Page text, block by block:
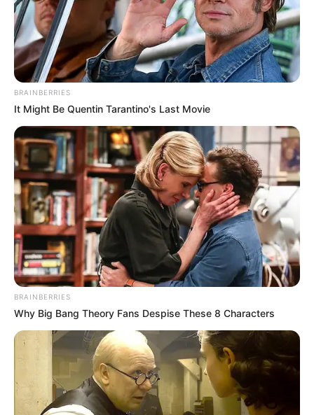
Το πρόγραμμα, είπε η Λούνα, λειτουργούσε
«ανεξέλεγκτα, ανεξέλεγκτα και χωρίς καμία λογοδοσία».
«Δεν πιστεύω ότι η έρευνα σταμάτησε»
Η πιο ανησυχητική δήλωση της ημέρας προήλθε από έναν
πρώην αξιωματικό της CIA, ο οποίος κοίταξε τους
νομοθέτες στα μάτια και δήλωσε:«Δεν πιστεύω ότι η
έρευνα σταμάτησε».
Αυτή η μοναδική ατάκα χτύπησε στην καρδιά της
επίσημης αφήγησης. Ενώ το κοινό ενημερώθηκε ότι ο
MK-Ultra πέθανε τη δεκαετία του 1970, μάρτυρες
υποστήριξαν ότι ο οργανισμός είχε κάθε κίνητρο να
κρύψει, να αλλάξει την επωνυμία του ή να συνεχίσει
σιωπηλά το έργο του χρησιμοποιώντας νέες ιστορίες
BRAINBERRIES
It Might Be Quentin Tarantino's Last Movie
BRAINBERRIES
Why Big Bang Theory Fans Despise These 8 Characters